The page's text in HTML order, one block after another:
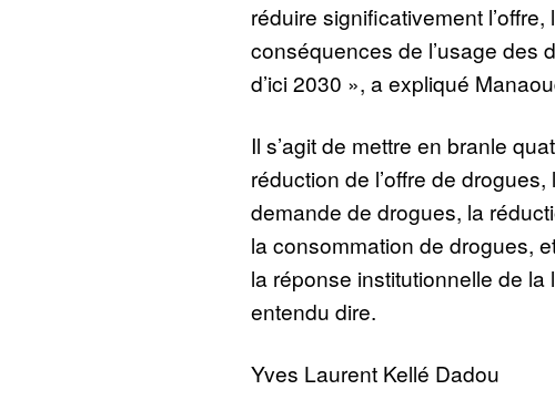
réduire significativement
conséquences de l’usage des
d’ici 2030 », a expliqué
Il s’agit de mettre en branle
réduction de l’offre de
demande de drogues, la
la consommation de drogues,
la réponse institutionnelle de la
entendu dire.
Yves Laurent Kellé Dadou